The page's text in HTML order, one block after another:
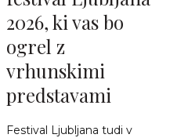
2026, ki vas bo
ogrel z
vrhunskimi
predstavami
Festival Ljubljana tudi v